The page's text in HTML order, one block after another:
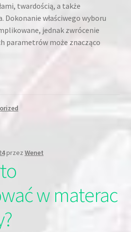
twardością, a także
właściwego wyboru
jednak zwrócenie
parametrów może znacząco
przez Wenet
w materac